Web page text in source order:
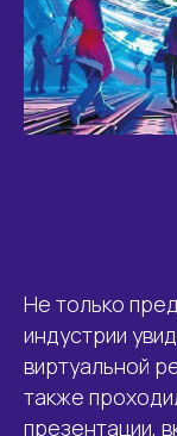
Не только
индустрии
виртуальной
также
презентации,